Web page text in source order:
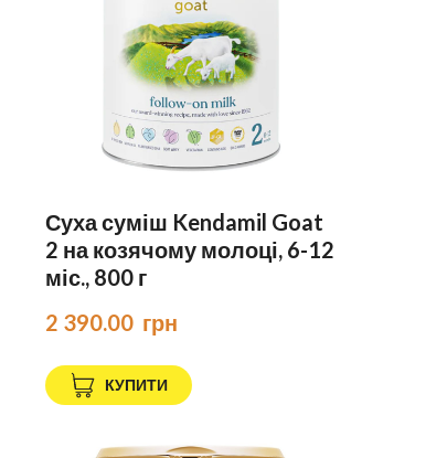
Суха суміш Kendamil Goat
2 на козячому молоці, 6-12
міс., 800 г
2 390.00  грн
КУПИТИ